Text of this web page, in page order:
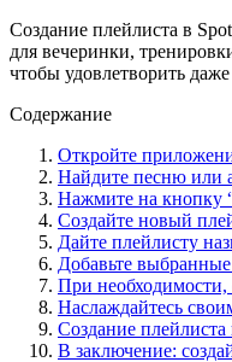
Создание плейлиста в
для вечеринки,
чтобы удовлетворить
Содержание
Откройте
Найдите песню или
Нажмите на кнопку
Создайте новый
Дайте плейлисту
Добавьте
При необходимости,
Наслаждайтесь
Создание
В заключение: